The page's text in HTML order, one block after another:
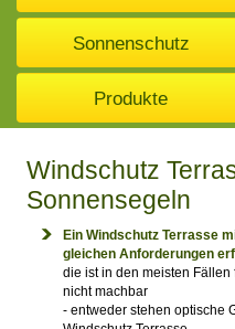
Sonnenschutz
Produkte
Windschutz
Sonnensegeln
Ein Windschutz Terrasse
gleichen Anforderungen
die ist in den meisten Fällen
nicht machbar
- entweder stehen optische